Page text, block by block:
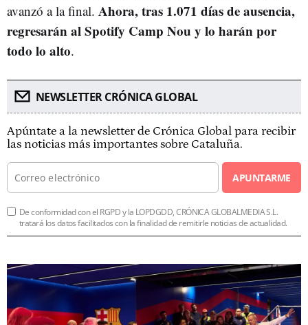
avanzó a la final. Ahora, tras 1.071 días de ausencia,
regresarán al Spotify Camp Nou y lo harán por
todo lo alto.
NEWSLETTER CRÓNICA GLOBAL
Apúntate a la newsletter de Crónica Global para recibir
las noticias más importantes sobre Cataluña.
APUNTARME
De conformidad con el RGPD y la LOPDGDD, CRÓNICA GLOBALMEDIA S.L.
tratará los datos facilitados con la finalidad de remitirle noticias de actualidad.